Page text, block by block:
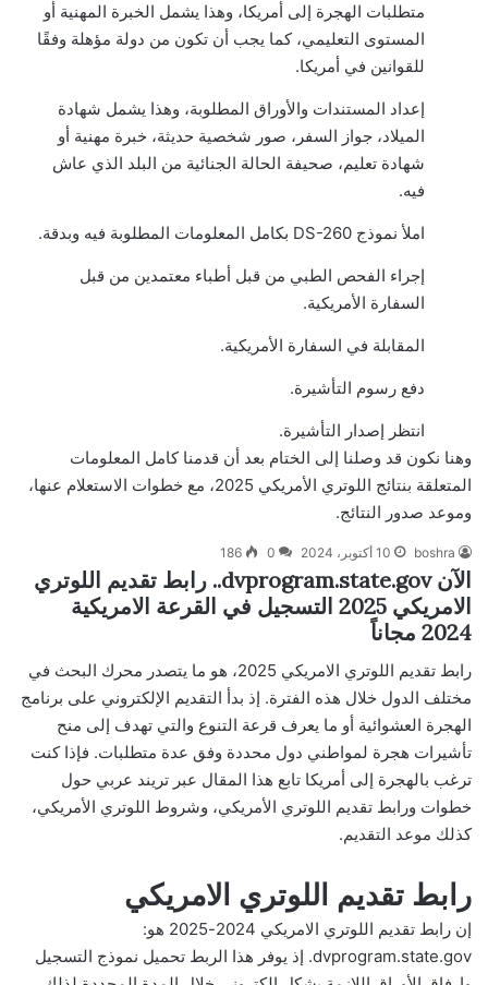
متطلبات الهجرة إلى أمريكا، وهذا يشمل الخبرة المهنية أو
المستوى التعليمي، كما يجب أن تكون من دولة مؤهلة وفقًا
للقوانين في أمريكا.
إعداد المستندات والأوراق المطلوبة، وهذا يشمل شهادة
الميلاد، جواز السفر، صور شخصية حديثة، خبرة مهنية أو
شهادة تعليم، صحيفة الحالة الجنائية من البلد الذي عاش
فيه.
املأ نموذج DS-260 بكامل المعلومات المطلوبة فيه وبدقة.
إجراء الفحص الطبي من قبل أطباء معتمدين من قبل
السفارة الأمريكية.
المقابلة في السفارة الأمريكية.
دفع رسوم التأشيرة.
انتظر إصدار التأشيرة.
وهنا نكون قد وصلنا إلى الختام بعد أن قدمنا كامل المعلومات
المتعلقة بنتائج اللوتري الأمريكي 2025، مع خطوات الاستعلام عنها،
وموعد صدور النتائج.
boshra 10 أكتوبر، 2024 0
186
الآن dvprogram.state.gov.. رابط تقديم اللوتري
الامريكي 2025 التسجيل في القرعة الامريكية
2024 مجاناً
رابط تقديم اللوتري الامريكي 2025، هو ما يتصدر محرك البحث في
مختلف الدول خلال هذه الفترة. إذ بدأ التقديم الإلكتروني على برنامج
الهجرة العشوائية أو ما يعرف قرعة التنوع والتي تهدف إلى منح
تأشيرات هجرة لمواطني دول محددة وفق عدة متطلبات. فإذا كنت
ترغب بالهجرة إلى أمريكا تابع هذا المقال عبر تريند عربي حول
خطوات ورابط تقديم اللوتري الأمريكي، وشروط اللوتري الأمريكي،
كذلك موعد التقديم.
رابط تقديم اللوتري الامريكي
إن رابط تقديم اللوتري الامريكي 2024-2025 هو:
dvprogram.state.gov. إذ يوفر هذا الربط تحميل نموذج التسجيل